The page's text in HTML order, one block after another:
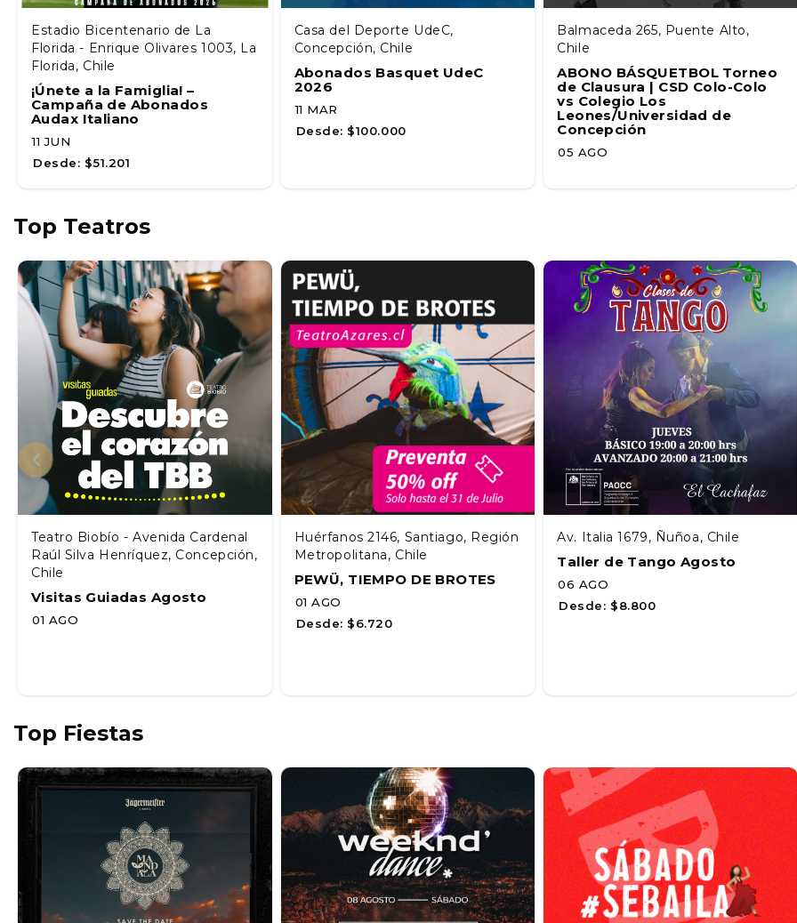
Estadio Bicentenario de La
Florida - Enrique Olivares 1003, La
Florida, Chile
¡Únete a la Famiglia! –
Campaña de Abonados
Audax Italiano
11 JUN
Desde: $51.201
Casa del Deporte UdeC,
Concepción, Chile
Abonados Basquet UdeC
2026
11 MAR
Desde: $100.000
Balmaceda 265, Puente Alto,
Chile
ABONO BÁSQUETBOL Torneo
de Clausura | CSD Colo-Colo
vs Colegio Los
Leones/Universidad de
Concepción
05 AGO
Top Teatros
Teatro Biobío - Avenida Cardenal
Raúl Silva Henríquez, Concepción,
Chile
Visitas Guiadas Agosto
01 AGO
Huérfanos 2146, Santiago, Región
Metropolitana, Chile
PEWÜ, TIEMPO DE BROTES
01 AGO
Desde: $6.720
Av. Italia 1679, Ñuñoa, Chile
Taller de Tango Agosto
06 AGO
Desde: $8.800
Top Fiestas